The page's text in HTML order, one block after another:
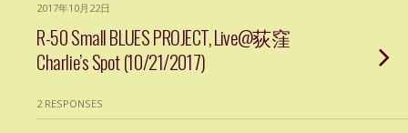
2017年10月22日
R-50 Small BLUES PROJECT, Live@荻窪
Charlie’s Spot (10/21/2017)
2 RESPONSES